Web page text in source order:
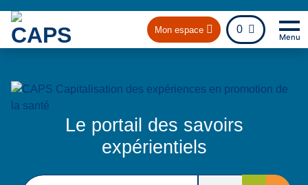
Mon espace 0
fichier
Menu
Le portail des savoirs
expérientiels